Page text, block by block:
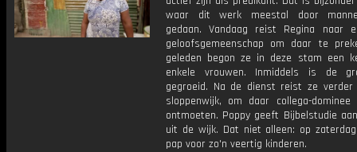
waar dit werk meestal door
gedaan. Vandaag reist Regina naar
geloofsgemeenschap om daar te
geleden begon ze in deze stam een
enkele vrouwen. Inmiddels is de
gegroeid. Na de dienst reist ze verder
sloppenwijk, om daar collega-
ontmoeten. Poppy geeft Bijbelstudie
uit de wijk. Dat niet alleen: op
pap voor zo'n veertig kinderen.